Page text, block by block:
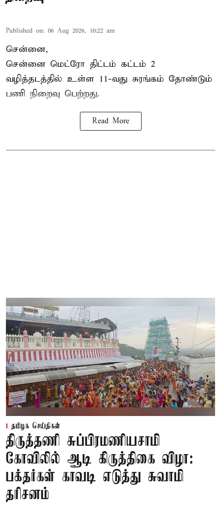
Published on: 06 Aug 2026, 10:22 am
சென்னை,
சென்னை மெட்ரோ திட்டம் கட்டம் 2
வழித்தடத்தில் உள்ள 11-வது சுரங்கம் தோண்டும்
பணி நிறைவு பெற்றது.
Read More
தமிழக செய்திகள்
திருத்தணி சுப்பிரமணியசாமி
கோவிலில் ஆடி கிருத்திகை விழா:
பக்தர்கள் காவடி எடுத்து சுவாமி
தரிசனம்